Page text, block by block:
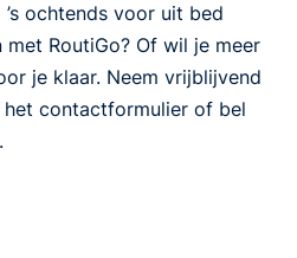
ochtends voor uit bed
met RoutiGo? Of wil je meer
je klaar. Neem vrijblijvend
contactformulier of bel